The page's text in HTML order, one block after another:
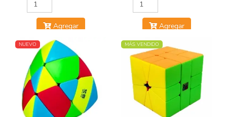
Agregar Agregar
NUEVO MÁS VENDIDO